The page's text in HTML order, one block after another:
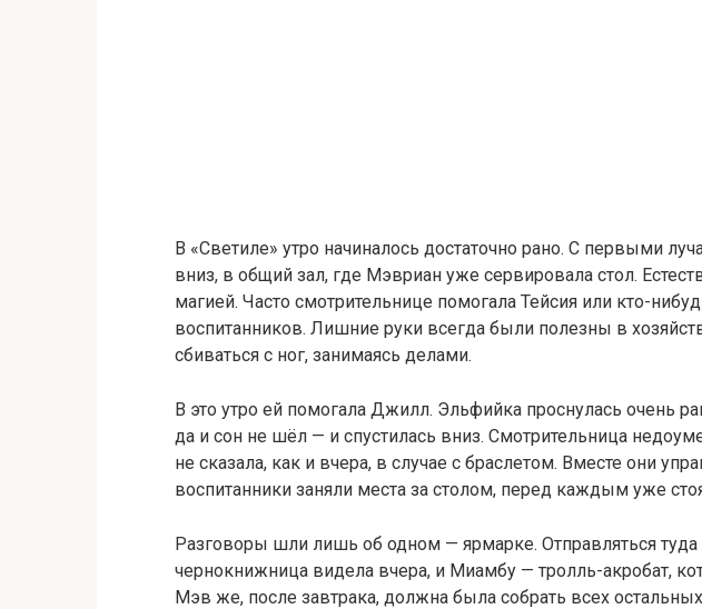
В «Светиле» утро начиналось достаточно рано. С первыми
вниз, в общий зал, где Мэвриан уже сервировала стол.
магией. Часто смотрительнице помогала Тейсия или кто-
воспитанников. Лишние руки всегда были полезны в
сбиваться с ног, занимаясь делами.
В это утро ей помогала Джилл. Эльфийка проснулась очень
да и сон не шёл — и спустилась вниз. Смотрительница
не сказала, как и вчера, в случае с браслетом. Вместе они
воспитанники заняли места за столом, перед каждым уже
Разговоры шли лишь об одном — ярмарке. Отправляться
чернокнижница видела вчера, и Миамбу — тролль-акробат,
Мэв же, после завтрака, должна была собрать всех